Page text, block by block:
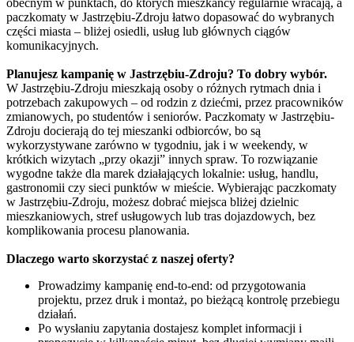
obecnym w punktach, do których mieszkańcy regularnie wracają, a
paczkomaty w Jastrzębiu-Zdroju łatwo dopasować do wybranych
części miasta – bliżej osiedli, usług lub głównych ciągów
komunikacyjnych.
Planujesz kampanię w Jastrzębiu-Zdroju? To dobry wybór.
W Jastrzębiu-Zdroju mieszkają osoby o różnych rytmach dnia i
potrzebach zakupowych – od rodzin z dziećmi, przez pracowników
zmianowych, po studentów i seniorów. Paczkomaty w Jastrzębiu-
Zdroju docierają do tej mieszanki odbiorców, bo są
wykorzystywane zarówno w tygodniu, jak i w weekendy, w
krótkich wizytach „przy okazji” innych spraw. To rozwiązanie
wygodne także dla marek działających lokalnie: usług, handlu,
gastronomii czy sieci punktów w mieście. Wybierając paczkomaty
w Jastrzębiu-Zdroju, możesz dobrać miejsca bliżej dzielnic
mieszkaniowych, stref usługowych lub tras dojazdowych, bez
komplikowania procesu planowania.
Dlaczego warto skorzystać z naszej oferty?
Prowadzimy kampanię end-to-end: od przygotowania
projektu, przez druk i montaż, po bieżącą kontrolę przebiegu
działań.
Po wysłaniu zapytania dostajesz komplet informacji i